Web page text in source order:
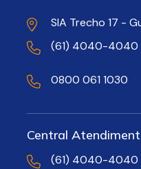
SIA Trecho 17 -
(61) 4040-4040
0800 061 1030
Central
(61) 4040-4040